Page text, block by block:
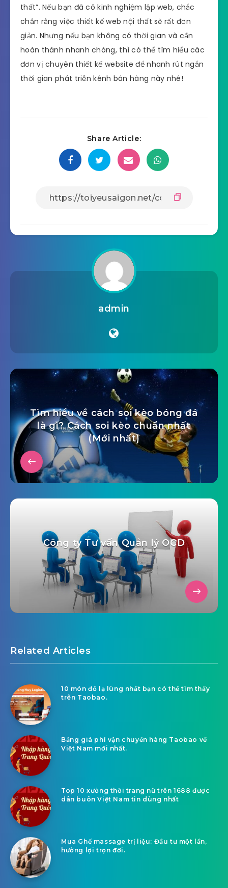
thất”. Nếu bạn đã có kinh nghiệm lập web, chắc
chắn rằng việc thiết kế web nội thất sẽ rất đơn
giản. Nhưng nếu bạn không có thời gian và cần
hoàn thành nhanh chóng, thì có thể tìm hiểu các
đơn vị chuyên thiết kế website để nhanh rút ngắn
thời gian phát triễn kênh bán hàng này nhé!
Share Article:
admin
Tìm hiểu về cách soi kèo bóng đá
là gì? Cách soi kèo chuẩn nhất
(Mới nhất)
Công ty Tư vấn Quản lý OCD
Related Articles
10 món đồ lạ lùng nhất bạn có thể tìm thấy
trên Taobao.
Bảng giá phí vận chuyển hàng Taobao về
Việt Nam mới nhất.
Top 10 xưởng thời trang nữ trên 1688 được
dân buôn Việt Nam tin dùng nhất
Mua Ghế massage trị liệu: Đầu tư một lần,
hưởng lợi trọn đời.